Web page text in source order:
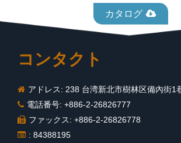
カタログ
コンタクト
アドレス: 238 台湾新北市樹林区備內街1
電話番号: +886-2-26826777
ファックス: +886-2-26826778
: 84388195